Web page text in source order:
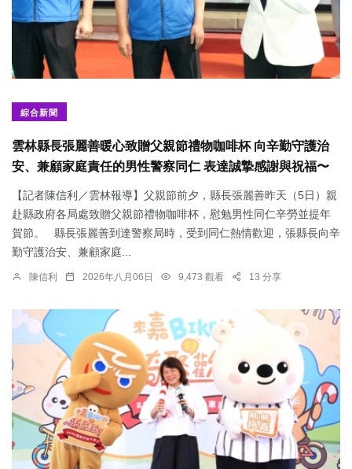
綜合新聞
雲林縣長張麗善暖心致贈父親節禮物咖啡杯 向辛勤守護治
安、兼顧家庭責任的男性警察同仁 表達誠摯感謝與祝福〜
【記者陳信利／雲林報導】父親節前夕，縣長張麗善昨天（5日）親
赴縣政府各局處致贈父親節禮物咖啡杯，慰勉男性同仁辛勞並提年
賀節。 縣長張麗善到達警察局時，受到同仁熱情歡迎，張縣長向辛
勤守護治安、兼顧家庭...
陳信利 2026年八月06日 9,473 觀看 13 分享